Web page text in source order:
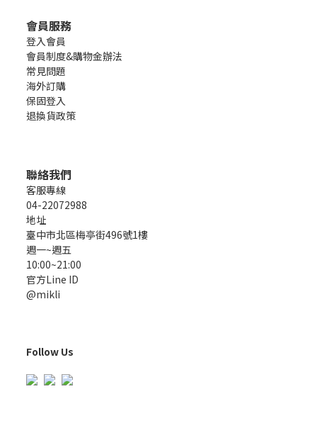
會員服務
登入會員
會員制度&購物金辦法
常見問題
海外訂購
保固登入
退換貨政策
聯絡我們
客服專線
04-22072988
地址
臺中市北區梅亭街496號1樓
週一~週五
10:00~21:00
官方Line ID
@mikli
Follow Us